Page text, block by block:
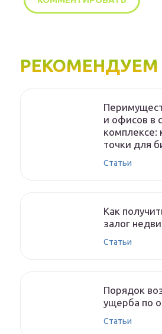
РЕКОМЕНДУЕМ
и офисов в
комплексе:
точки для
Статьи
Как
залог
Статьи
Порядок
ущерба по
Статьи